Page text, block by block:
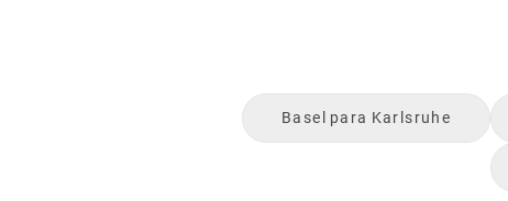
Basel para Karlsruhe